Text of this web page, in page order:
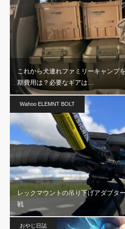
これから犬連れファミリーキャンプ
期費用は？必要なギアは…
Wahoo ELEMNT BOLT
レックマウントの吊り下げアダプタ
戦
おやじ日誌